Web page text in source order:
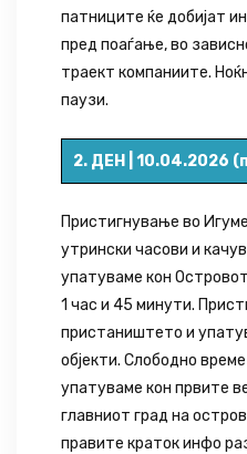
патниците ќе добијат
пред поаѓање, во
траект компаниите.
паузи.
2. ДЕН | 10.04.2026
Пристигнување во
утрински часови и
упатуваме кон
1 час и 45 минути.
пристаништето и
објекти. Слободно
упатуваме кон првите
главниот град на
правите краток инфо